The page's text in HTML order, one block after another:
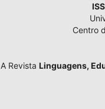
Centro
A Revista Linguagens,